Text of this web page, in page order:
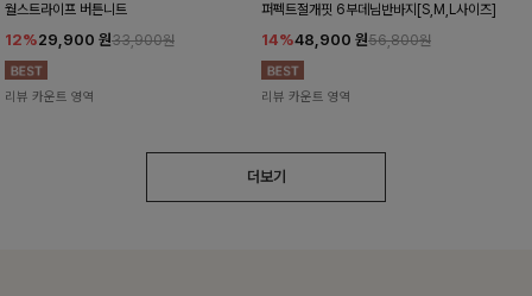
월스트라이프 버튼니트
12%29,900 원33,900원
리뷰 카운트 영역
퍼펙트절개핏 6부데님반바지[S,M,L사이즈]
14%48,900 원56,800원
리뷰 카운트 영역
더보기